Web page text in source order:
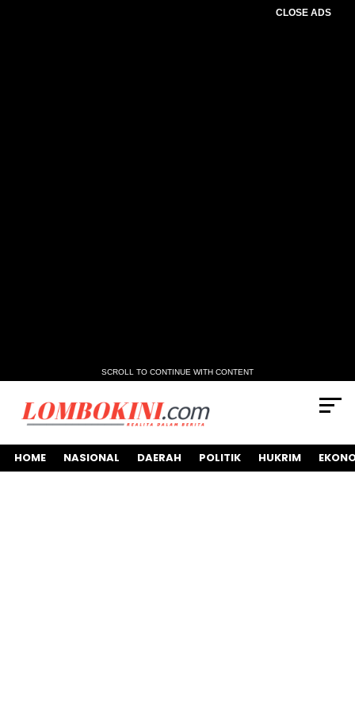
CLOSE ADS
SCROLL TO CONTINUE WITH CONTENT
HOME NASIONAL DAERAH POLITIK HUKRIM